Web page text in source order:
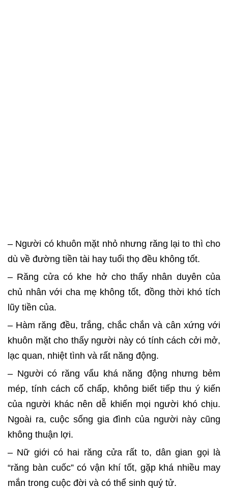
– Người có khuôn mặt nhỏ nhưng răng lại to thì cho
dù về đường tiền tài hay tuổi thọ đều không tốt.
– Răng cửa có khe hở cho thấy nhân duyên của
chủ nhân với cha mẹ không tốt, đồng thời khó tích
lũy tiền của.
– Hàm răng đều, trắng, chắc chắn và cân xứng với
khuôn mặt cho thấy người này có tính cách cởi mở,
lạc quan, nhiệt tình và rất năng động.
– Người có răng vẩu khá năng động nhưng bẻm
mép, tính cách cố chấp, không biết tiếp thu ý kiến
của người khác nên dễ khiến mọi người khó chịu.
Ngoài ra, cuộc sống gia đình của người này cũng
không thuận lợi.
– Nữ giới có hai răng cửa rất to, dân gian gọi là
“răng bàn cuốc” có vận khí tốt, gặp khá nhiều may
mắn trong cuộc đời và có thể sinh quý tử.